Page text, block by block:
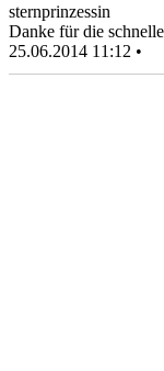
sternprinzessin
Danke für die
25.06.2014 11:12 •